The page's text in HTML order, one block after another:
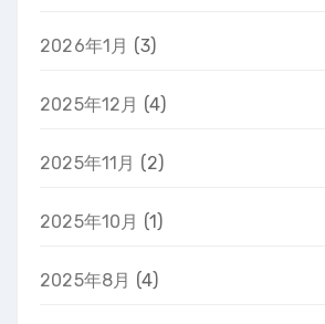
2026年1月 (3)
2025年12月 (4)
2025年11月 (2)
2025年10月 (1)
2025年8月 (4)